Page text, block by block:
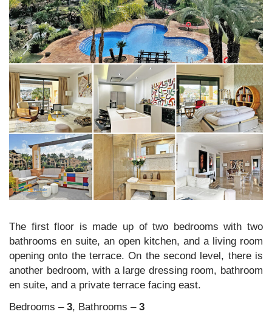
The first floor is made up of two bedrooms with two
bathrooms en suite, an open kitchen, and a living room
opening onto the terrace. On the second level, there is
another bedroom, with a large dressing room, bathroom
en suite, and a private terrace facing east.
Bedrooms – 3, Bathrooms – 3